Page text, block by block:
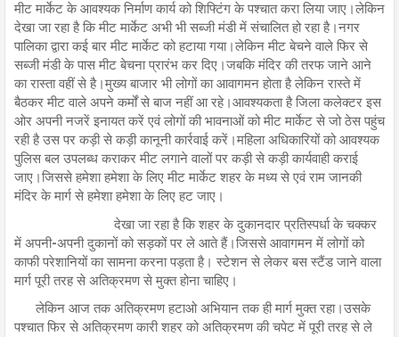
मीट मार्केट के आवश्यक निर्माण कार्य को शिफ्टिंग के पश्चात करा लिया जाए।लेकिन
देखा जा रहा है कि मीट मार्केट अभी भी सब्जी मंडी में संचालित हो रहा है।नगर
पालिका द्वारा कई बार मीट मार्केट को हटाया गया।लेकिन मीट बेचने वाले फिर से
सब्जी मंडी के पास मीट बेचना प्रारंभ कर दिए।जबकि मंदिर की तरफ जाने आने
का रास्ता वहीं से है।मुख्य बाजार भी लोगों का आवागमन होता है लेकिन रास्ते में
बैठकर मीट वाले अपने कर्मों से बाज नहीं आ रहे।आवश्यकता है जिला कलेक्टर इस
ओर अपनी नजरें इनायत करें एवं लोगों की भावनाओं को मीट मार्केट से जो ठेस पहुंच
रही है उस पर कड़ी से कड़ी कानूनी कार्रवाई करें।महिला अधिकारियों को आवश्यक
पुलिस बल उपलब्ध कराकर मीट लगाने वालों पर कड़ी से कड़ी कार्यवाही कराई
जाए।जिससे हमेशा हमेशा के लिए मीट मार्केट शहर के मध्य से एवं राम जानकी
मंदिर के मार्ग से हमेशा हमेशा के लिए हट जाए।
देखा जा रहा है कि शहर के दुकानदार प्रतिस्पर्धा के चक्कर
में अपनी-अपनी दुकानों को सड़कों पर ले आते हैं।जिससे आवागमन में लोगों को
काफी परेशानियों का सामना करना पड़ता है। स्टेशन से लेकर बस स्टैंड जाने वाला
मार्ग पूरी तरह से अतिक्रमण से मुक्त होना चाहिए।
लेकिन आज तक अतिक्रमण हटाओ अभियान तक ही मार्ग मुक्त रहा।उसके
पश्चात फिर से अतिक्रमण कारी शहर को अतिक्रमण की चपेट में पूरी तरह से ले